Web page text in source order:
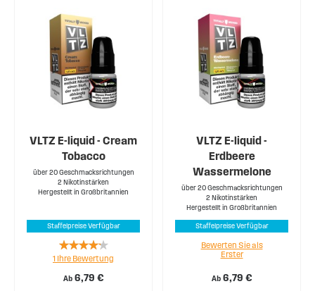
VLTZ E-liquid - Cream
Tobacco
über 20 Geschmacksrichtungen
2 Nikotinstärken
Hergestellt in Großbritannien
Staffelpreise Verfügbar
Ab 6,79 €
Rating:
80%
1 Ihre Bewertung
VLTZ E-liquid -
Erdbeere
Wassermelone
über 20 Geschmacksrichtungen
2 Nikotinstärken
Hergestellt in Großbritannien
Staffelpreise Verfügbar
Ab 6,79 €
Bewerten Sie als
Erster